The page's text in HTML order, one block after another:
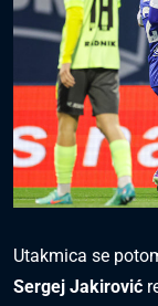
Utakmica se
Sergej Jakirović